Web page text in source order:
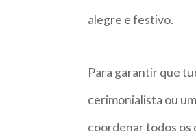
alegre e festivo.
Para garantir que
cerimonialista ou
coordenar todos os